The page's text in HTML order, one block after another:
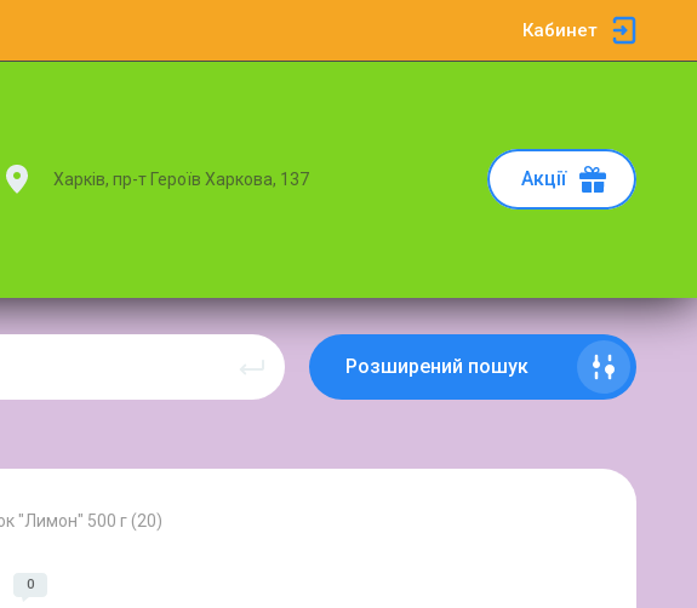
Кабинет
Харків, пр-т Героїв Харкова, 137 Акції
Розширений пошук
"Лимон" 500 г (20)
0